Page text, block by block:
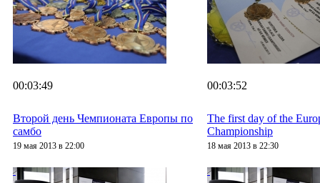
00:03:49
Второй день Чемпионата Европы по
самбо
19 мая 2013 в 22:00
00:03:52
The first day of the
Championship
18 мая 2013 в 22:30